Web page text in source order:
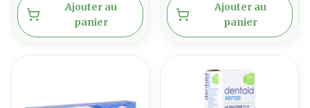
Ajouter au
panier
Ajouter au
panier